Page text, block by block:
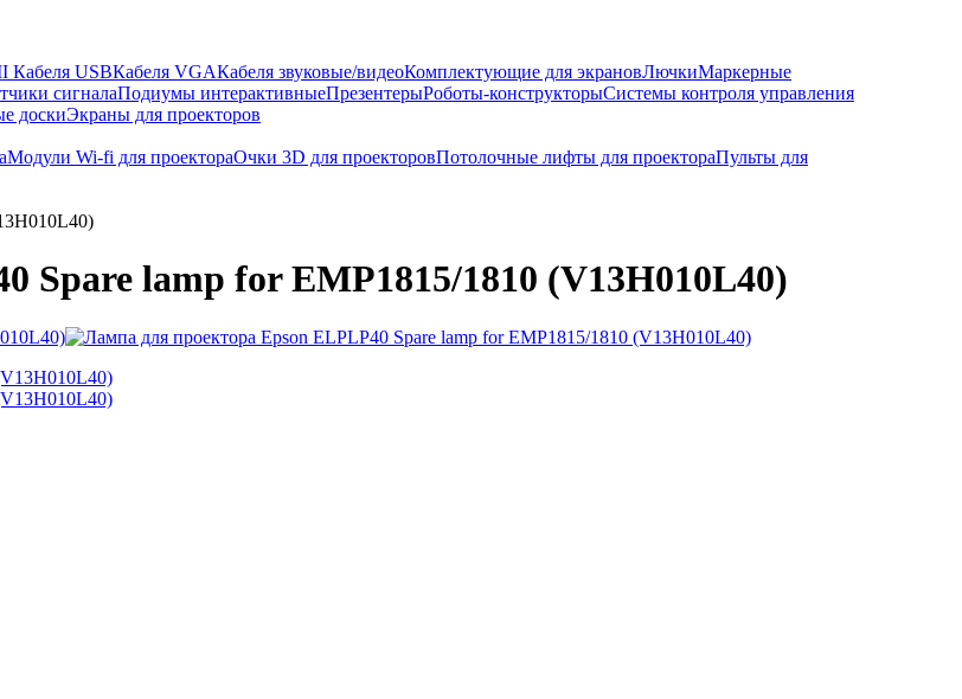
Кабеля USBКабеля VGAКабеля звуковые/видеоКомплектующие для экрановЛючкиМаркерные
сигналаПодиумы интерактивныеПрезентерыРоботы-конструкторыСистемы контроля управления
доскиЭкраны для проекторов
Модули Wi-fi для проектораОчки 3D для проекторовПотолочные лифты для проектораПульты для
Spare lamp for EMP1815/1810 (V13H010L40)